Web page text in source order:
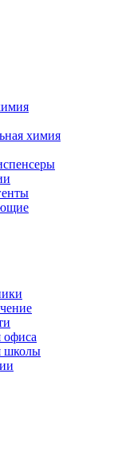
химия
офиса
школы